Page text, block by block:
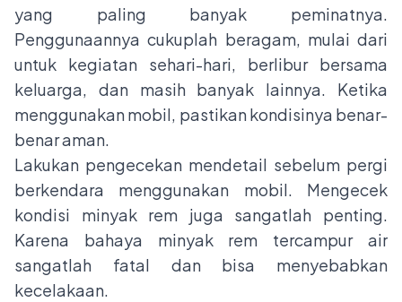
yang paling banyak peminatnya.
Penggunaannya cukuplah beragam, mulai dari
untuk kegiatan sehari-hari, berlibur bersama
keluarga, dan masih banyak lainnya. Ketika
menggunakan mobil, pastikan kondisinya benar-
benar aman.
Lakukan pengecekan mendetail sebelum pergi
berkendara menggunakan mobil. Mengecek
kondisi minyak rem juga sangatlah penting.
Karena bahaya minyak rem tercampur air
sangatlah fatal dan bisa menyebabkan
kecelakaan.